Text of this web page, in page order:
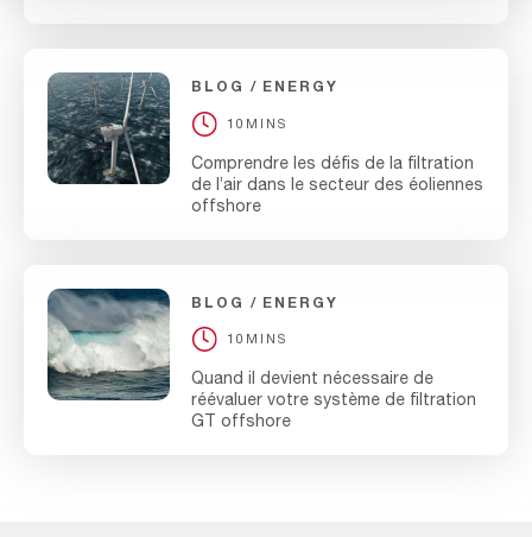
BLOG ENERGY
10MINS
Comprendre les défis de la filtration
de l’air dans le secteur des éoliennes
offshore
BLOG ENERGY
10MINS
Quand il devient nécessaire de
réévaluer votre système de filtration
GT offshore